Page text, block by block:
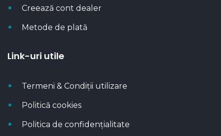
Creează cont dealer
Metode de plată
Link-uri utile
Termeni & Condiții utilizare
Politică cookies
Politica de confidențialitate